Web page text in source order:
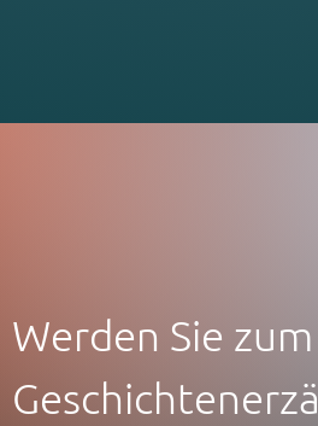
Werden Sie zum